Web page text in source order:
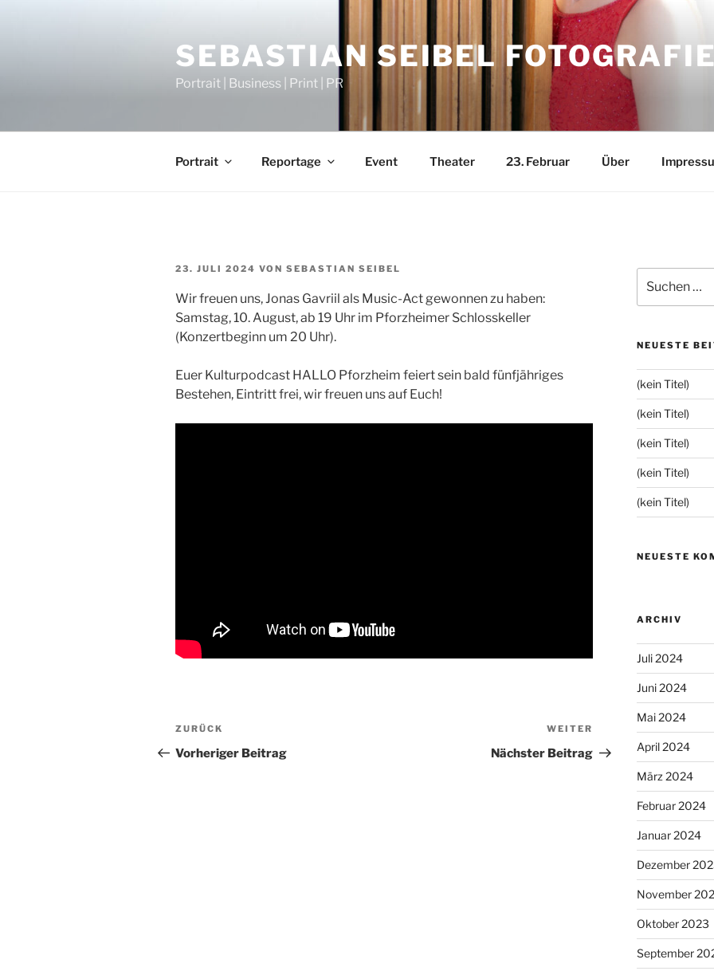
SEBASTIAN SEIBEL FOTOGRAFIE
Portrait | Business | Print | PR
Portrait Reportage Event Theater 23. Februar Über
VERÖFFENTLICHT
23. JULI 2024 VON SEBASTIAN SEIBEL
Wir freuen uns, Jonas Gavriil als Music-Act gewonnen zu haben:
Samstag, 10. August, ab 19 Uhr im Pforzheimer Schlosskeller
(Konzertbeginn um 20 Uhr).
Euer Kulturpodcast HALLO Pforzheim feiert sein bald fünfjähriges
Bestehen, Eintritt frei, wir freuen uns auf Euch!
Beitragsnavigation
Vorheriger
Beitrag
ZURÜCK
Vorheriger Beitrag
Nächster
Beitrag
WEITER
Nächster Beitrag
nach:
NEUESTE
(kein Titel)
(kein Titel)
(kein Titel)
(kein Titel)
(kein Titel)
NEUESTE
ARCHIV
Juli 2024
Juni 2024
Mai 2024
April 2024
März 2024
Februar 2024
Januar 2024
Dezember
November
Oktober 2023
September